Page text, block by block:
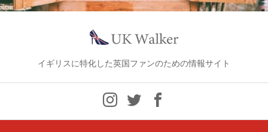
イギリスに特化した英国ファンのための情報サイト